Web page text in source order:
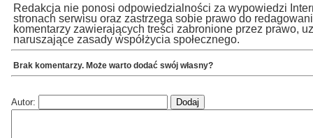
Redakcja nie ponosi odpowiedzialności za wypowiedzi
stronach serwisu oraz zastrzega sobie prawo do
komentarzy zawierających treści zabronione przez prawo,
naruszające zasady współżycia społecznego.
Brak komentarzy. Może warto dodać swój własny?
Autor: